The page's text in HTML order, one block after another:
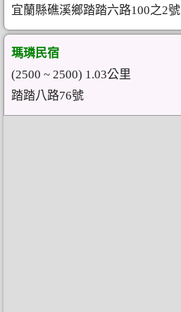
宜蘭縣礁溪鄉踏踏六路100之2號
瑪璘民宿
(2500 ~ 2500) 1.03公里
踏踏八路76號